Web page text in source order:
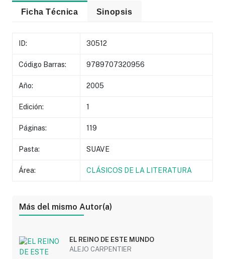
Ficha Técnica Sinopsis
ID: 30512
Código Barras: 9789707320956
Año: 2005
Edición: 1
Páginas: 119
Pasta: SUAVE
Área: CLÁSICOS DE LA LITERATURA
Más del mismo Autor(a)
EL REINO DE ESTE MUNDO
ALEJO CARPENTIER